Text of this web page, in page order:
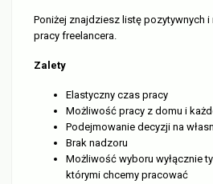
Poniżej znajdziesz listę pozytywnych i
pracy freelancera.
Zalety
Elastyczny czas pracy
Możliwość pracy z domu i
Podejmowanie decyzji na
Brak nadzoru
Możliwość wyboru wyłącznie
którymi chcemy pracować